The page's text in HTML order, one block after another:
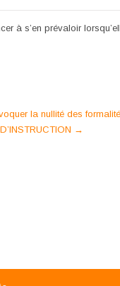
à s’en prévaloir
la nullité des
→